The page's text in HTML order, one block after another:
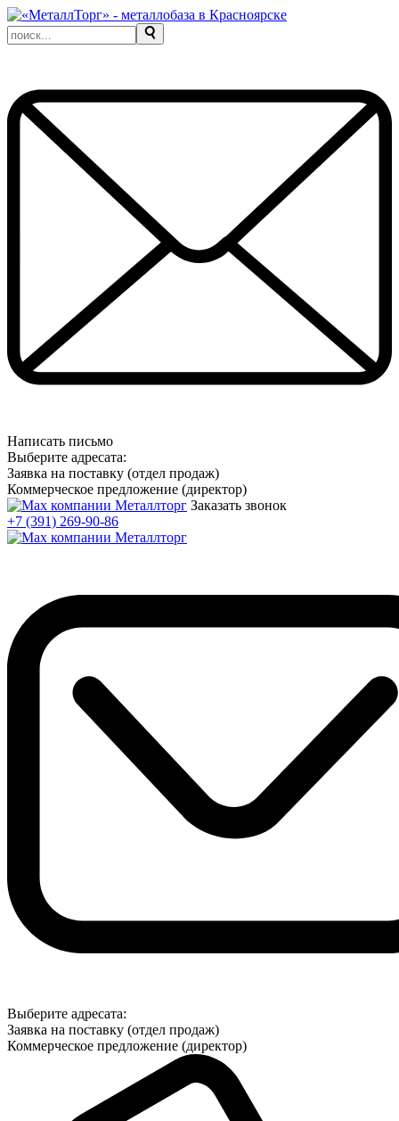
Написать письмо
Выберите адресата:
Заявка на поставку (отдел продаж)
Коммерческое предложение (директор)
Заказать звонок
+7 (391) 269-90-86
Выберите адресата:
Заявка на поставку (отдел продаж)
Коммерческое предложение (директор)